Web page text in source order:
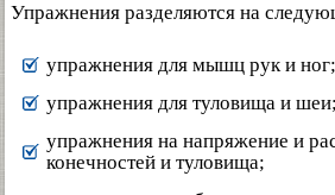
Упражнения разделяются на
упражнения для мышц рук и ног;
упражнения для туловища и шеи;
упражнения на напряжение и
конечностей и туловища;